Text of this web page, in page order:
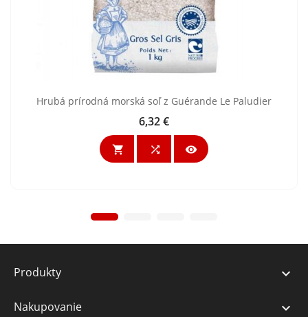
Hrubá prírodná morská soľ z Guérande Le Paludier
Cena
6,32 €
  
Produkty 
Nakupovanie 